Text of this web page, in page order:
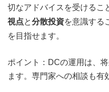
切なアドバイスを受けるこ
視点と分散投資を意識する
を目指せます。
ポイント：DCの運用は、
ます。専門家への相談も有